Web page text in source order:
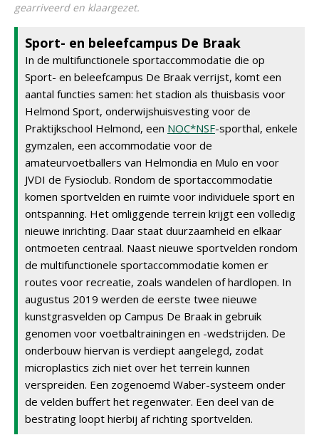
gearriveerd en klaargezet.
Sport- en beleefcampus De Braak
In de multifunctionele sportaccommodatie die op
Sport- en beleefcampus De Braak verrijst, komt een
aantal functies samen: het stadion als thuisbasis voor
Helmond Sport, onderwijshuisvesting voor de
Praktijkschool Helmond, een NOC*NSF-sporthal, enkele
gymzalen, een accommodatie voor de
amateurvoetballers van Helmondia en Mulo en voor
JVDI de Fysioclub. Rondom de sportaccommodatie
komen sportvelden en ruimte voor individuele sport en
ontspanning. Het omliggende terrein krijgt een volledig
nieuwe inrichting. Daar staat duurzaamheid en elkaar
ontmoeten centraal. Naast nieuwe sportvelden rondom
de multifunctionele sportaccommodatie komen er
routes voor recreatie, zoals wandelen of hardlopen. In
augustus 2019 werden de eerste twee nieuwe
kunstgrasvelden op Campus De Braak in gebruik
genomen voor voetbaltrainingen en -wedstrijden. De
onderbouw hiervan is verdiept aangelegd, zodat
microplastics zich niet over het terrein kunnen
verspreiden. Een zogenoemd Waber-systeem onder
de velden buffert het regenwater. Een deel van de
bestrating loopt hierbij af richting sportvelden.